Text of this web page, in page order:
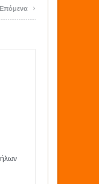
Επόμενα ›